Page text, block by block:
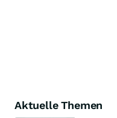
Aktuelle Themen